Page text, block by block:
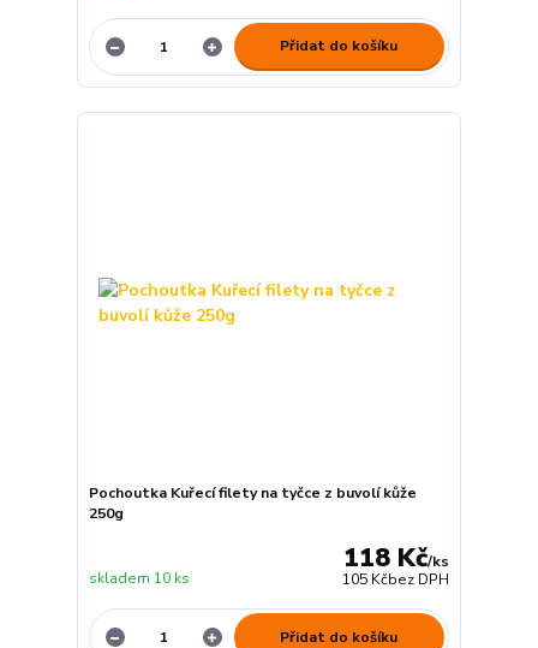
Přidat do košíku
Pochoutka Kuřecí filety na tyčce z buvolí kůže
250g
118 Kč/ks
105 Kčbez DPH
skladem 10 ks
Přidat do košíku